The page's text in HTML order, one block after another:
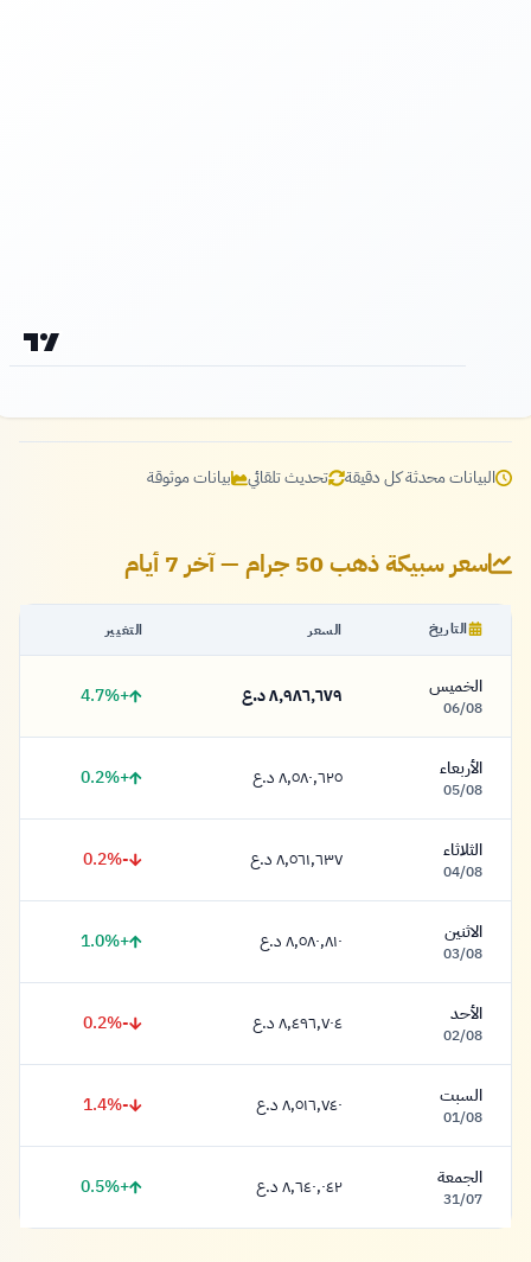
البيانات محدثة كل دقيقة تحديث تلقائي بيانات موثوقة
سعر سبيكة ذهب 50 جرام — آخر 7 أيام
التاريخ السعر التغيير
الخميس
06/08 ٨,٩٨٦,٦٧٩ دينار
٨,٩٨٦,٦٧٩ د.ع +4.7%
الأربعاء
05/08 ٨,٥٨٠,٦٢٥ دينار
٨,٥٨٠,٦٢٥ د.ع +0.2%
الثلاثاء
04/08 ٨,٥٦١,٦٣٧ دينار
٨,٥٦١,٦٣٧ د.ع -0.2%
الاثنين
03/08 ٨,٥٨٠,٨١٠ دينار
٨,٥٨٠,٨١٠ د.ع +1.0%
الأحد
02/08 ٨,٤٩٦,٧٠٤ دينار
٨,٤٩٦,٧٠٤ د.ع -0.2%
السبت
01/08 ٨,٥١٦,٧٤٠ دينار
٨,٥١٦,٧٤٠ د.ع -1.4%
الجمعة
31/07 ٨,٦٤٠,٠٤٢ دينار
٨,٦٤٠,٠٤٢ د.ع +0.5%